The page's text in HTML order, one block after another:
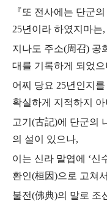
『또 전사에는 단군
25년이라 하였지마는,
지나도 주소(周召) 공
대를 기록하게 되었으
어찌 당요 25년인지
확실하게 지적하지
고기(古記)에 단군의
의 설이 있으나,
이는 신라 말엽에 ‘신
환인(桓因)으로 고쳐서
불전(佛典)의 말로 조